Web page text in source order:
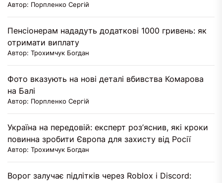
Автор: Порпленко Сергій
Пенсіонерам нададуть додаткові 1000 гривень: як
отримати виплату
Автор: Трохимчук Богдан
Фото вказують на нові деталі вбивства Комарова
на Балі
Автор: Порпленко Сергій
Україна на передовій: експерт роз’яснив, які кроки
повинна зробити Європа для захисту від Росії
Автор: Трохимчук Богдан
Ворог залучає підлітків через Roblox і Discord: